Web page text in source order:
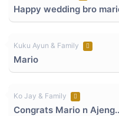
Happy wedding bro
Kuku Ayun & Family
Mario
Ko Jay & Family
Congrats Mario n